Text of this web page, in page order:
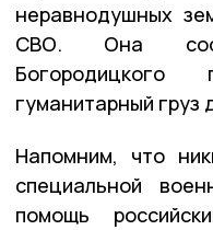
неравнодушных
СВО. Она
Богородицкого
гуманитарный груз
Напомним, что
специальной
помощь